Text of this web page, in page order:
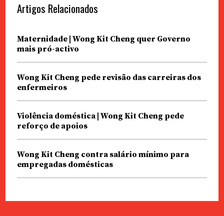
Artigos Relacionados
Maternidade | Wong Kit Cheng quer Governo
mais pró-activo
Wong Kit Cheng pede revisão das carreiras dos
enfermeiros
Violência doméstica | Wong Kit Cheng pede
reforço de apoios
Wong Kit Cheng contra salário mínimo para
empregadas domésticas